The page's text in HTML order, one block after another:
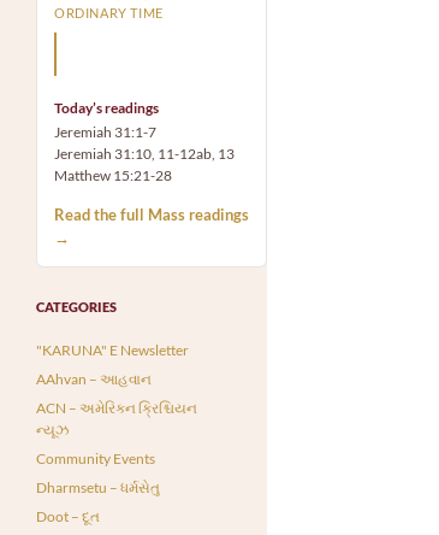
ORDINARY TIME
Today’s readings
Jeremiah 31:1-7
Jeremiah 31:10, 11-12ab, 13
Matthew 15:21-28
Read the full Mass readings
→
CATEGORIES
"KARUNA" E Newsletter
AAhvan – આહવાન
ACN – અમેરિકન ક્રિશ્ચિયન
ન્યૂઝ
Community Events
Dharmsetu – ધર્મસેતુ
Doot – દૂત